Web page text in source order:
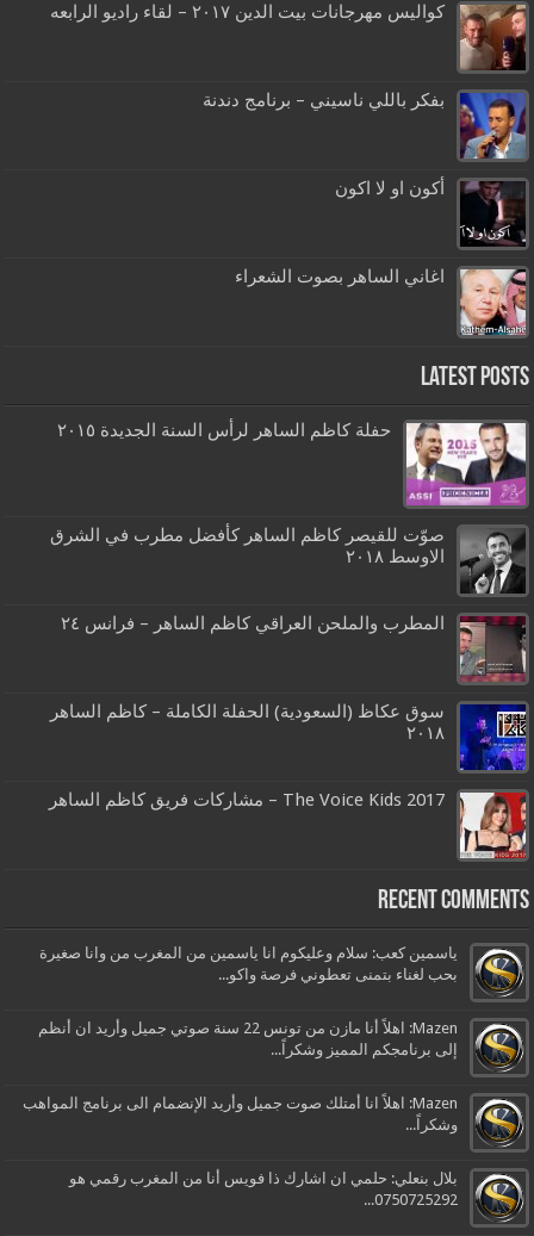
كواليس مهرجانات بيت الدين ٢٠١٧ – لقاء راديو الرابعه
بفكر باللي ناسيني – برنامج دندنة
أكون او لا اكون
اغاني الساهر بصوت الشعراء
Latest Posts
حفلة كاظم الساهر لرأس السنة الجديدة ٢٠١٥
صوّت للقيصر كاظم الساهر كأفضل مطرب في الشرق
الاوسط ٢٠١٨
المطرب والملحن العراقي كاظم الساهر – فرانس ٢٤
سوق عكاظ (السعودية) الحفلة الكاملة – كاظم الساهر
٢٠١٨
The Voice Kids 2017 – مشاركات فريق كاظم الساهر
Recent Comments
ياسمين كعب: سلام وعليكوم انا ياسمين من المغرب من وانا صغيرة
بحب لغناء بتمنى تعطوني فرصة واكو...
Mazen: اهلاً أنا مازن من تونس 22 سنة صوتي جميل وأريد ان أنظم
إلى برنامجكم المميز وشكراً...
Mazen: اهلاً انا أمتلك صوت جميل وأريد الإنضمام الى برنامج المواهب
وشكراً...
بلال بنعلي: حلمي ان اشارك ذا فويس أنا من المغرب رقمي هو
0750725292...